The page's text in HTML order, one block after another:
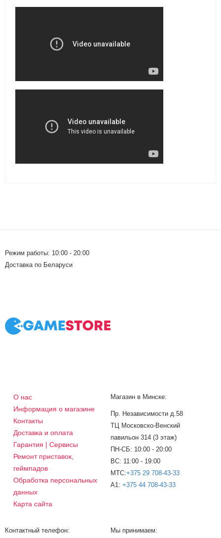
Режим работы: 10:00 - 20:00
Доставка по Беларуси
О нас
Информация о магазине
Контакты
Доставка и оплата
Гарантия | Сервисы
Ремонт приставок,
геймпадов
Обработка персональных
данных
Карта сайта
Магазин в Минске:
Пр. Независимости д.58
ТЦ Московско-Венский
павильон 314 (3 этаж)
ПН-СБ: 10:00 - 20:00
ВС: 11:00 - 19:00
МТС:+375 29 708-43-33
A1: +375 44 708-43-33
Контактный телефон: Мы принимаем: